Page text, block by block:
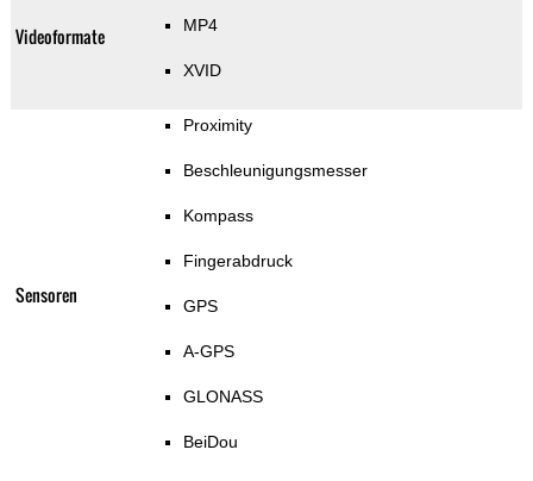
Videoformate MP4
XVID
Sensoren
Proximity
Beschleunigungsmesser
Kompass
Fingerabdruck
GPS
A-GPS
GLONASS
BeiDou